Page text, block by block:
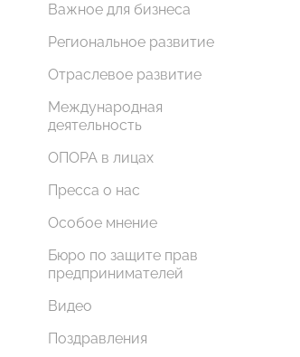
Важное для бизнеса
Региональное развитие
Отраслевое развитие
Международная
деятельность
ОПОРА в лицах
Пресса о нас
Особое мнение
Бюро по защите прав
предпринимателей
Видео
Поздравления